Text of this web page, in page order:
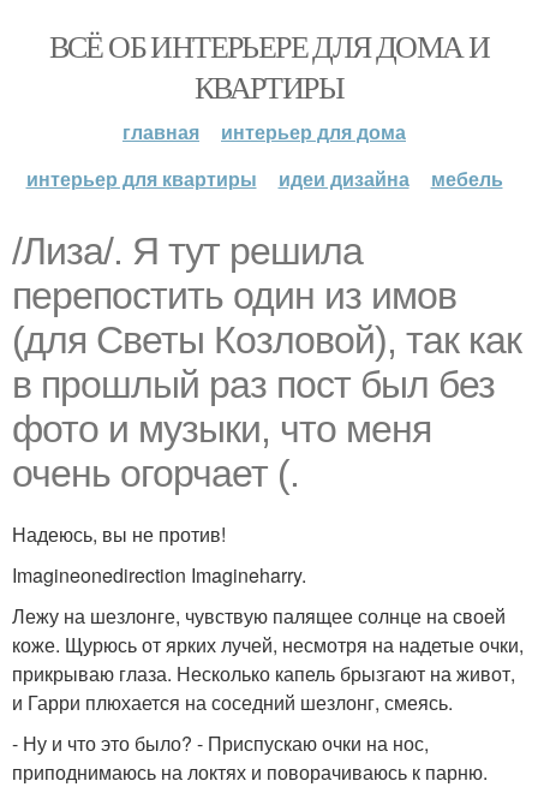
ВСЁ ОБ ИНТЕРЬЕРЕ ДЛЯ ДОМА И
КВАРТИРЫ
главная
интерьер для дома
интерьер для квартиры
идеи дизайна мебель
/Лиза/. Я тут решила
перепостить один из имов
(для Светы Козловой), так как
в прошлый раз пост был без
фото и музыки, что меня
очень огорчает (.
Надеюсь, вы не против!
Imagineonedirection Imagineharry.
Лежу на шезлонге, чувствую палящее солнце на своей
коже. Щурюсь от ярких лучей, несмотря на надетые очки,
прикрываю глаза. Несколько капель брызгают на живот,
и Гарри плюхается на соседний шезлонг, смеясь.
- Ну и что это было? - Приспускаю очки на нос,
приподнимаюсь на локтях и поворачиваюсь к парню.